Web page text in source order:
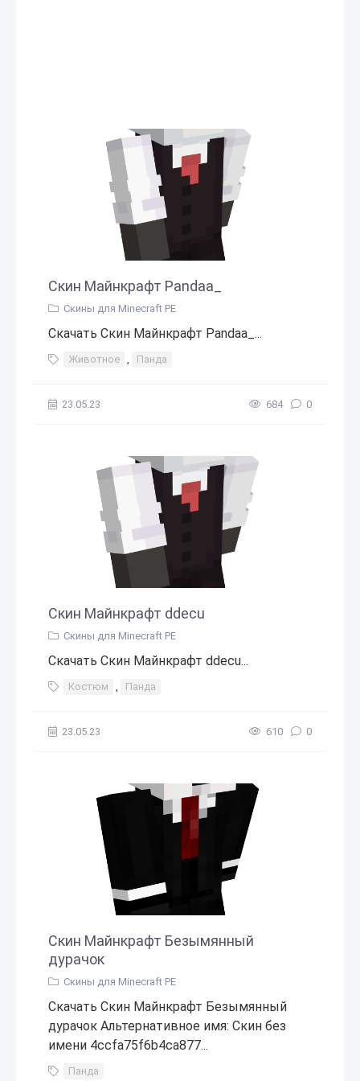
Скин Майнкрафт Pandaa_
Скины для Minecraft PE
Скачать Скин Майнкрафт Pandaa_...
Животное , Панда
23.05.23 684 0
Скин Майнкрафт ddecu
Скины для Minecraft PE
Скачать Скин Майнкрафт ddecu...
Костюм , Панда
23.05.23 610 0
Скин Майнкрафт Безымянный
дурачок
Скины для Minecraft PE
Скачать Скин Майнкрафт Безымянный
дурачок Альтернативное имя: Скин без
имени 4ccfa75f6b4ca877...
Панда